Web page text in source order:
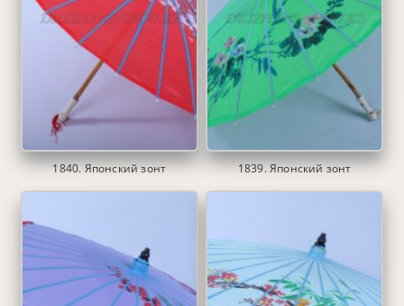
1840. Японский зонт 1839. Японский зонт